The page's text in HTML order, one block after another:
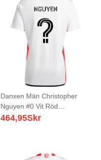
Danxen Män Christopher
Nguyen #0 Vit Röd
Bortatröja Matchtröjor
464,95Skr